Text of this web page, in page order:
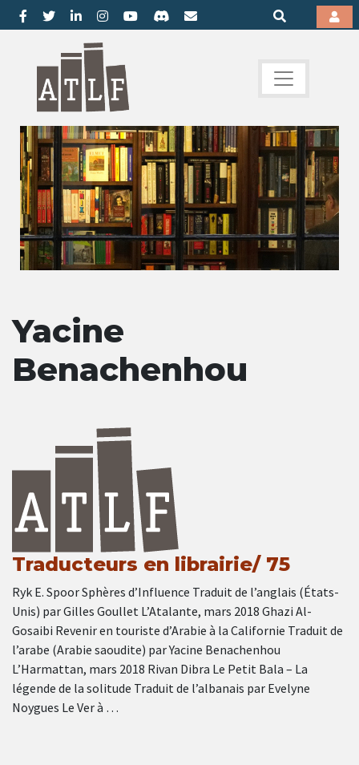
Yacine
Benachenhou
Traducteurs en librairie/ 75
Ryk E. Spoor Sphères d’Influence Traduit de l’anglais (États-
Unis) par Gilles Goullet L’Atalante, mars 2018 Ghazi Al-
Gosaibi Revenir en touriste d’Arabie à la Californie Traduit de
l’arabe (Arabie saoudite) par Yacine Benachenhou
L’Harmattan, mars 2018 Rivan Dibra Le Petit Bala – La
légende de la solitude Traduit de l’albanais par Evelyne
Noygues Le Ver à …